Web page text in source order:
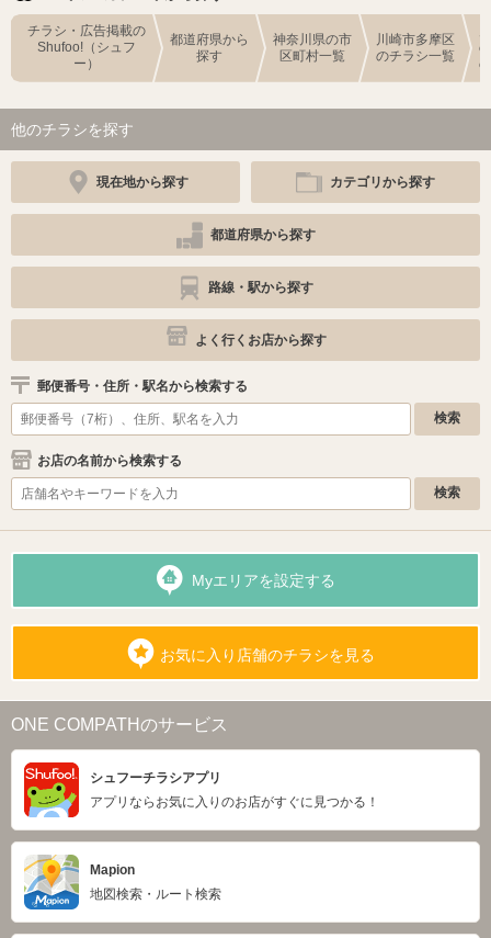
チラシ・広告掲載の
Shufoo!（シュフ
ー）
都道府県から
探す
神奈川県の市
区町村一覧
川崎市多摩区
のチラシ一覧
他のチラシを探す
現在地から探す カテゴリから探す
都道府県から探す
路線・駅から探す
よく行くお店から探す
郵便番号・住所・駅名から検索する
お店の名前から検索する
Myエリアを設定する
お気に入り店舗のチラシを見る
ONE COMPATHのサービス
シュフーチラシアプリ
アプリならお気に入りのお店がすぐに見つかる！
Mapion
地図検索・ルート検索